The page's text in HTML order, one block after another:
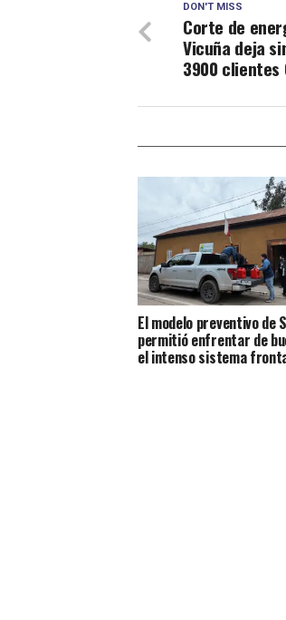
DON'T MISS
Corte de
Vicuña deja
3900 clientes
El modelo preventivo de
permitió enfrentar de
el intenso sistema